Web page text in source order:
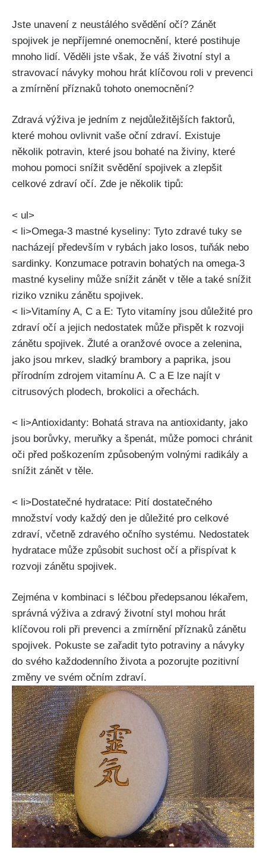
Jste unavení⁤ z neustálého svědění očí?⁢ Zánět⁤
spojivek‍ je‍ nepříjemné onemocnění, ⁤které postihuje
‌mnoho lidí. Věděli jste však, že ⁣váš životní styl a
stravovací ​návyky mohou hrát klíčovou roli v ‌prevenci
a⁢ zmírnění příznaků tohoto onemocnění?
Zdravá výživa​ je jedním z nejdůležitějších faktorů,
⁣které mohou ovlivnit⁣ vaše oční zdraví. Existuje
několik potravin, které jsou ‍bohaté na živiny, které
mohou pomoci snížit ​svědění spojivek a ⁢zlepšit
⁢celkové zdraví‌ očí. Zde je několik ‌tipů:
< ul>
< li>Omega-3 mastné⁣ kyseliny:​ Tyto⁣ zdravé tuky se
nacházejí⁤ především‍ v rybách jako losos, tuňák nebo
sardinky. Konzumace‍ potravin ​bohatých ‌na ⁣omega-3
mastné kyseliny‍ může​ snížit zánět v‌ těle a také snížit
riziko vzniku zánětu ‍spojivek.
< li>Vitamíny A, C⁣ a E: Tyto vitamíny jsou důležité ⁤pro⁤
zdraví ‍očí a jejich nedostatek může přispět k rozvoji
zánětu‍ spojivek. Žluté a ⁢oranžové ​ovoce ⁢a‍ zelenina,
jako jsou mrkev, sladký ‌brambory ​a paprika, ‌jsou
přírodním zdrojem vitamínu ​A. C a⁣ E⁣ lze najít v
citrusových plodech, ⁢brokolici​ a ořechách.
< li>Antioxidanty: Bohatá strava na antioxidanty,‍ jako
jsou borůvky, meruňky a špenát, může ​pomoci chránit
oči před poškozením způsobeným⁢ volnými radikály a
snížit zánět v těle.
< li>Dostatečné hydratace: Pití ⁢dostatečného
množství⁢ vody každý den je důležité⁤ pro celkové
⁣zdraví, ​včetně ⁣zdravého očního systému. Nedostatek
hydratace může způsobit suchost očí a přispívat k​
rozvoji ‌zánětu⁣ spojivek.
Zejména v kombinaci s léčbou předepsanou lékařem,
správná ‍výživa⁤ a zdravý životní styl mohou hrát
klíčovou roli⁣ při‌ prevenci a zmírnění příznaků zánětu
spojivek. Pokuste se zařadit tyto potraviny a návyky
do svého každodenního života a ⁣pozorujte pozitivní
změny ‌ve svém očním zdraví.